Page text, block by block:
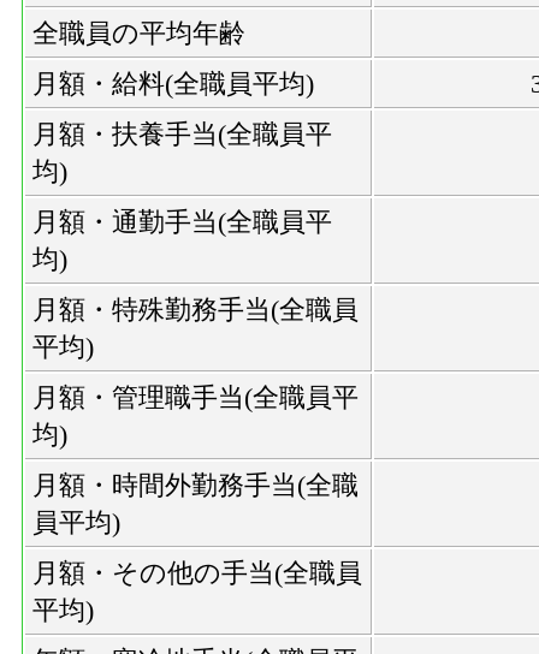
全職員の平均年齢
月額・給料(全職員平均)
月額・扶養手当(全職員平
均)
月額・通勤手当(全職員平
均)
月額・特殊勤務手当(全職員
平均)
月額・管理職手当(全職員平
均)
月額・時間外勤務手当(全職
員平均)
月額・その他の手当(全職員
平均)